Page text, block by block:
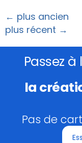
← plus ancien
plus récent →
Passez
la
Pas de